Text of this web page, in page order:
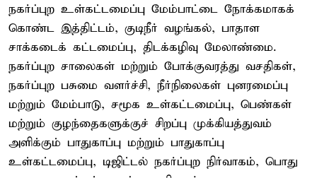
நகர்ப்புற உள்கட்டமைப்பு மேம்பாட்டை நோக்கமாகக்
கொண்ட இத்திட்டம், குடிநீர் வழங்கல், பாதாள
சாக்கடைக் கட்டமைப்பு, திடக்கழிவு மேலாண்மை.
நகர்ப்புற சாலைகள் மற்றும் போக்குவரத்து வசதிகள்,
நகர்ப்புற பசுமை வளர்ச்சி, நீர்நிலைகள் புனரமைப்பு
மற்றும் மேம்பாடு, சமூக உள்கட்டமைப்பு, பெண்கள்
மற்றும் குழந்தைகளுக்குச் சிறப்பு முக்கியத்துவம்
அளிக்கும் பாதுகாப்பு மற்றும் பாதுகாப்பு
உள்கட்டமைப்பு, டிஜிட்டல் நகர்ப்புற நிர்வாகம், பொது